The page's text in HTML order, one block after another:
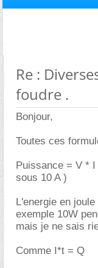
Re :
foudre .
Bonjour,
Toutes ces
Puissance = V *
sous 10 A )
L'energie en
exemple 10W
mais je ne sais
Comme I*t = Q